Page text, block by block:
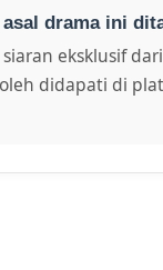
drama ini
eksklusif
didapati di